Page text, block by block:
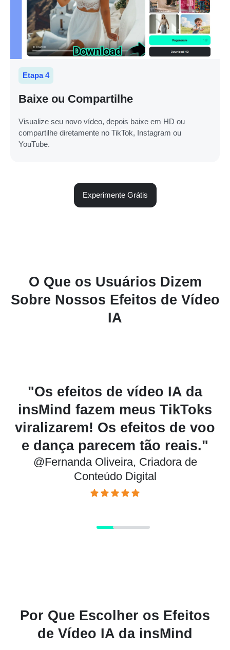
Etapa 4
Baixe ou Compartilhe
Visualize seu novo vídeo, depois baixe em HD ou
compartilhe diretamente no TikTok, Instagram ou
YouTube.
Experimente Grátis
O Que os Usuários Dizem
Sobre Nossos Efeitos de Vídeo
IA
"Usei os modelos
cinematográficos para um
teaser de produto — parecia
editado profissionalmente."
@Lucas Mendes, Especialista em
Marketing
Por Que Escolher os Efeitos
de Vídeo IA da insMind